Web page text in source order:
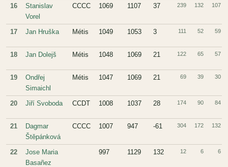
16
Stanislav
Vorel
CCCC 1069 1107 37 239 132 107
17 Jan Hruška Métis 1049 1053 3 111 52 59
18 Jan Dolejš Métis 1048 1069 21 122 65 57
19
Ondřej
Simaichl
Métis 1047 1069 21 69 39 30
20 Jiří Svoboda CCDT 1008 1037 28 174 90 84
21
Dagmar
Štěpánková
CCCC 1007 947 -61 304 172 132
22
Jose Maria
Basañez
997 1129 132 12 6 6